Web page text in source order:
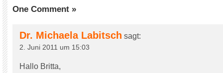
One Comment »
Dr. Michaela Labitsch sagt:
2. Juni 2011 um 15:03
Hallo Britta,